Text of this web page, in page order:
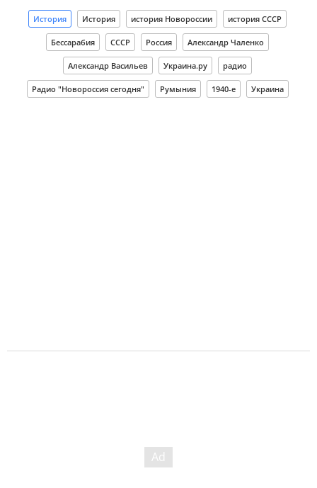
История История история Новороссии история СССР
Бессарабия СССР Россия Александр Чаленко
Александр Васильев Украина.ру радио
Радио "Новороссия сегодня" Румыния 1940-е Украина